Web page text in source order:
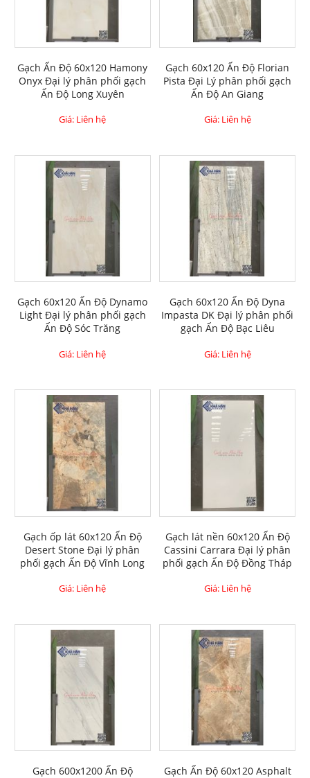
Gạch Ấn Độ 60x120 Hamony
Onyx Đại lý phân phối gạch
Ấn Độ Long Xuyên
Giá: Liên hệ
Gạch 60x120 Ấn Độ Florian
Pista Đại Lý phân phối gạch
Ấn Độ An Giang
Giá: Liên hệ
Gạch 60x120 Ấn Độ Dynamo
Light Đại lý phân phối gạch
Ấn Độ Sóc Trăng
Giá: Liên hệ
Gạch 60x120 Ấn Độ Dyna
Impasta DK Đại lý phân phối
gạch Ấn Độ Bạc Liêu
Giá: Liên hệ
Gạch ốp lát 60x120 Ấn Độ
Desert Stone Đại lý phân
phối gạch Ấn Độ Vĩnh Long
Giá: Liên hệ
Gạch lát nền 60x120 Ấn Độ
Cassini Carrara Đại lý phân
phối gạch Ấn Độ Đồng Tháp
Giá: Liên hệ
Gạch 600x1200 Ấn Độ
Gạch Ấn Độ 60x120 Asphalt